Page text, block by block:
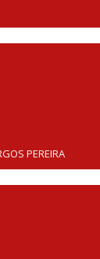
PEREIRA